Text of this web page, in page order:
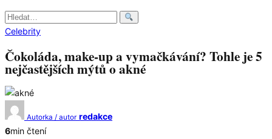
Hledat:
Celebrity
Čokoláda, make-up a vymačkávání? Tohle je 5
nejčastějších mýtů o akné
Autorka / autor redakce
6min čtení